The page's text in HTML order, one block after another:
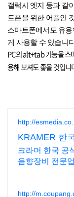
갤럭시 엣지 등과 같
트폰을 위한 어플인
스마트폰에서도 유용
게 사용할 수 있습니
PC의alt+tab기능을 스
용해 보셔도 좋을 것입니
http://
KRAMER 한
크라머 한국 공
음향장비 전문
http://